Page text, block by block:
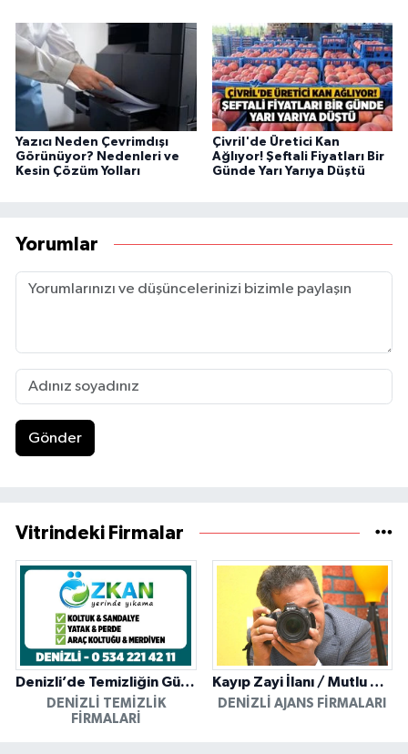
Yazıcı Neden Çevrimdışı
Görünüyor? Nedenleri ve
Kesin Çözüm Yolları
Çivril'de Üretici Kan
Ağlıyor! Şeftali Fiyatları Bir
Günde Yarı Yarıya Düştü
Yorumlar
Gönder
Vitrindeki Firmalar
Denizli’de Temizliğin Güvenilir Adresi: Özkan Yerinde Yıkama
DENIZLI TEMIZLIK
FIRMALARI
Kayıp Zayi İlanı / Mutlu Ajans / Denizli
DENIZLI AJANS FIRMALARI